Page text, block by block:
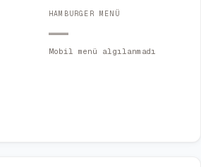
HAMBURGER MENÜ
—
Mobil menü algılanmadı